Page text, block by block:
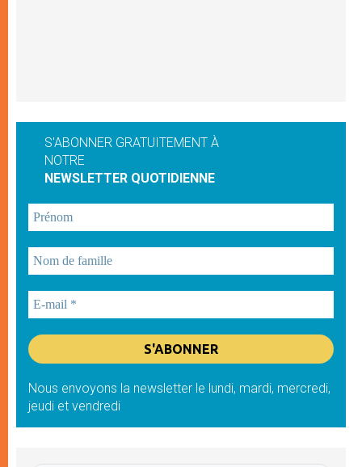
S'ABONNER GRATUITEMENT À
NOTRE
NEWSLETTER QUOTIDIENNE
Nous envoyons la newsletter le lundi, mardi, mercredi,
jeudi et vendredi